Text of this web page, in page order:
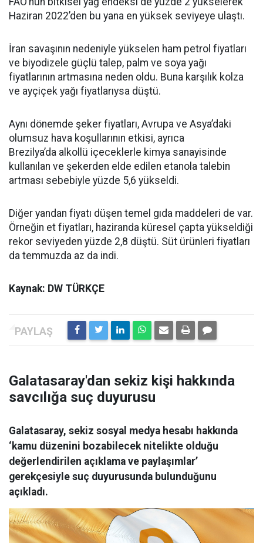
Haziran 2022’den bu yana en yüksek seviyeye ulaştı.
İran savaşının nedeniyle yükselen ham petrol fiyatları
ve biyodizele güçlü talep, palm ve soya yağı
fiyatlarının artmasına neden oldu. Buna karşılık kolza
ve ayçiçek yağı fiyatlarıysa düştü.
Aynı dönemde şeker fiyatları, Avrupa ve Asya’daki
olumsuz hava koşullarının etkisi, ayrıca
Brezilya’da alkollü içeceklerle kimya sanayisinde
kullanılan ve şekerden elde edilen etanola talebin
artması sebebiyle yüzde 5,6 yükseldi.
Diğer yandan fiyatı düşen temel gıda maddeleri de var.
Örneğin et fiyatları, haziranda küresel çapta yükseldiği
rekor seviyeden yüzde 2,8 düştü. Süt ürünleri fiyatları
da temmuzda az da indi.
Kaynak: DW TÜRKÇE
Galatasaray'dan sekiz kişi hakkında
savcılığa suç duyurusu
Galatasaray, sekiz sosyal medya hesabı hakkında
‘kamu düzenini bozabilecek nitelikte olduğu
değerlendirilen açıklama ve paylaşımlar’
gerekçesiyle suç duyurusunda bulunduğunu
açıkladı.